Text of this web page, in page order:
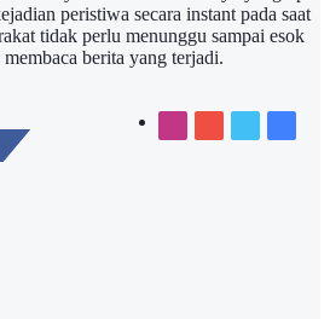
peristiwa secara instant pada saat
tidak perlu menunggu sampai esok
berita yang terjadi.